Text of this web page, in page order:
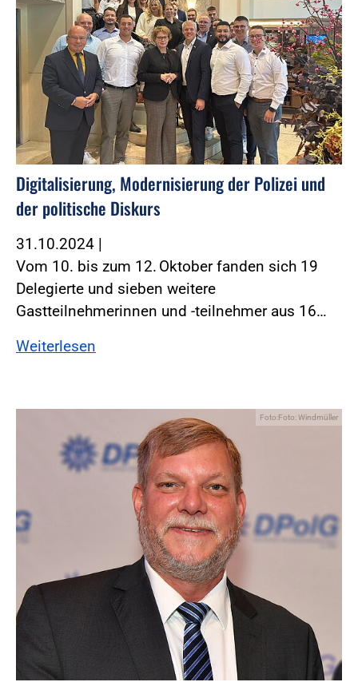
Digitalisierung, Modernisierung der Polizei und
der politische Diskurs
31.10.2024 |
Vom 10. bis zum 12. Oktober fanden sich 19
Delegierte und sieben weitere
Gastteilnehmerinnen und -teilnehmer aus 16…
Weiterlesen
Foto:Foto: Windmüller